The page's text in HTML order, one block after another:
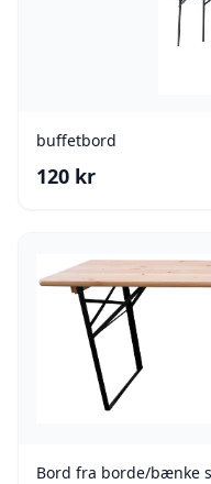
buffetbord
120 kr
Bord fra borde/bænke